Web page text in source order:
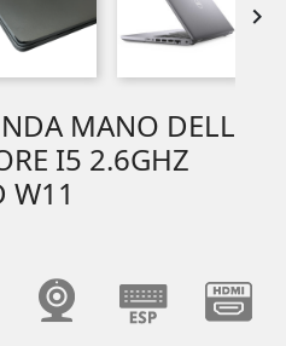

MANO DELL
I5 2.6GHZ
W11